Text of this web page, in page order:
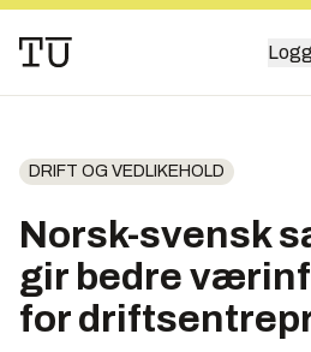
DRIFT OG VEDLIKEHOLD
Norsk-svensk
gir bedre
for